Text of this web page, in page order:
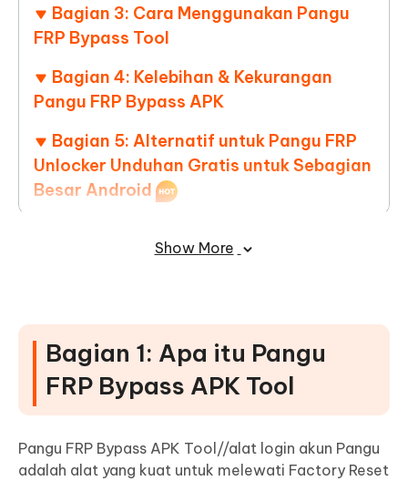
Bagian 3: Cara Menggunakan Pangu
FRP Bypass Tool
Bagian 4: Kelebihan & Kekurangan
Pangu FRP Bypass APK
Bagian 5: Alternatif untuk Pangu FRP
Unlocker Unduhan Gratis untuk Sebagian
Besar Android
Show More
Bagian 1: Apa itu Pangu
FRP Bypass APK Tool
Pangu FRP Bypass APK Tool//alat login akun Pangu
adalah alat yang kuat untuk melewati Factory Reset